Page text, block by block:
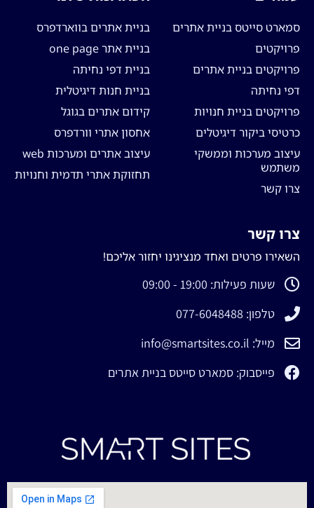
סמארט סייטס בניית אתרים
פרויקטים
פרויקטים בניית אתרים
דפי נחיתה
פרויקטים בניית חנויות
כרטיסי ביקור דיגיטלים
עיצוב מערכות וממשקי
משתמש
צרו קשר
בניית אתרים בווארדפרס
בניית אתר one page
בניית דפי נחיתה
בניית חנות דיגיטלית
קידום אתרים בגוגל
אחסון אתרי וורדפרס
עיצוב אתרים ומערכות web
תחזוקת אתרי תדמית וחנויות
צרו קשר
השאירו פרטים ואחד מנציגינו יחזור אליכם!
שעות פעילות: 19:00 - 09:00
טלפון: 077-6048488
מייל: info@smartsites.co.il
פייסבוק: סמארט סייטס בניית אתרים